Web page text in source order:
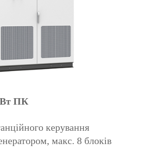
ПК
керування
макс. 8 блоків